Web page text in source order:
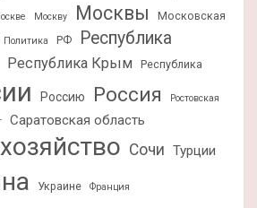
Москву Москвы
Московская
Политика РФ
Республика
Республика Крым Республика
Россию Россия
Ростовская
Саратовская область
Сочи Турции
Украине Франция